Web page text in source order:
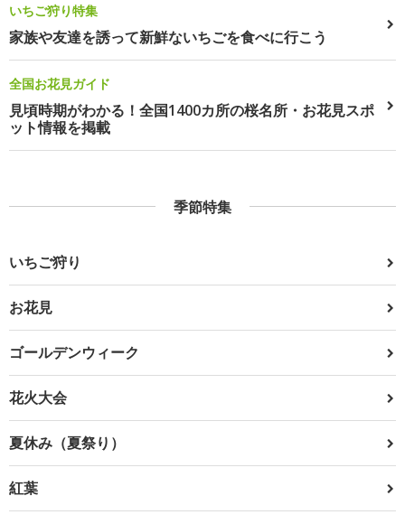
いちご狩り特集
家族や友達を誘って新鮮ないちごを食べに行こう
全国お花見ガイド
見頃時期がわかる！全国1400カ所の桜名所・お花見スポ
ット情報を掲載
季節特集
いちご狩り
お花見
ゴールデンウィーク
花火大会
夏休み（夏祭り）
紅葉